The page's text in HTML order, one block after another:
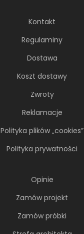
Kontakt
Regulaminy
Dostawa
Koszt dostawy
Zwroty
Reklamacje
Polityka plików „cookies”
Polityka prywatności
Opinie
Zamów projekt
Zamów próbki